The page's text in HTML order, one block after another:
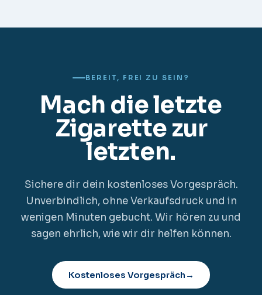
BEREIT, FREI ZU SEIN?
Mach die letzte
Zigarette zur
letzten.
Sichere dir dein kostenloses Vorgespräch.
Unverbindlich, ohne Verkaufsdruck und in
wenigen Minuten gebucht. Wir hören zu und
sagen ehrlich, wie wir dir helfen können.
Kostenloses Vorgespräch →